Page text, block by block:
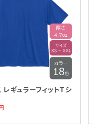
ギュラーフィットＴシ